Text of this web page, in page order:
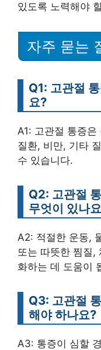
있도록 노력해야
자주 묻는
Q1: 고관절
요?
A1: 고관절 통증
질환, 비만, 기타
수 있습니다.
Q2: 고관절
무엇이 있나
A2: 적절한 운동,
또는 따뜻한 찜질,
화하는 데 도움이
Q3: 고관절
해야 하나요?
A3: 통증이 심할